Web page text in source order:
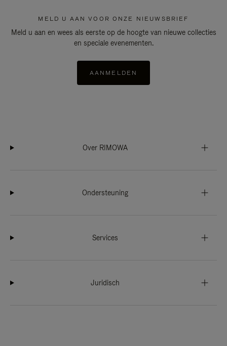
MELD U AAN VOOR ONZE NIEUWSBRIEF
Meld u aan en wees als eerste op de hoogte van nieuwe collecties
en speciale evenementen.
AANMELDEN
Over RIMOWA
Ondersteuning
Services
Juridisch